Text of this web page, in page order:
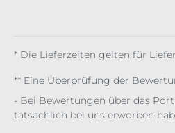
* Die Lieferzeiten gelten für
** Eine Überprüfung der
- Bei Bewertungen über das
tatsächlich bei uns erworben